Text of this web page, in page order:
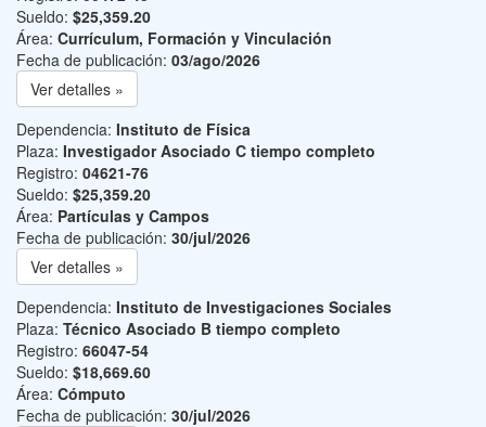
Sueldo: $25,359.20
Área: Currículum, Formación y Vinculación
Fecha de publicación: 03/ago/2026
Ver detalles »
Dependencia: Instituto de Física
Plaza: Investigador Asociado C tiempo completo
Registro: 04621-76
Sueldo: $25,359.20
Área: Partículas y Campos
Fecha de publicación: 30/jul/2026
Ver detalles »
Dependencia: Instituto de Investigaciones Sociales
Plaza: Técnico Asociado B tiempo completo
Registro: 66047-54
Sueldo: $18,669.60
Área: Cómputo
Fecha de publicación: 30/jul/2026